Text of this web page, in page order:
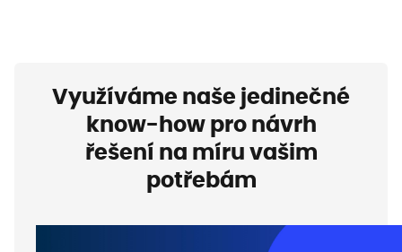
Využíváme naše jedinečné
know-how pro návrh
řešení na míru vašim
potřebám